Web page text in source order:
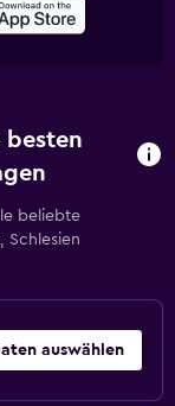
besten
beliebte
Schlesien
auswählen